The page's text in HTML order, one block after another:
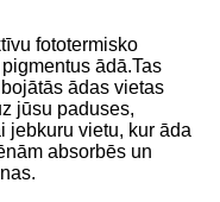
fototermisko
ādā.Tas
ādas vietas
jūsu paduses,
jebkuru vietu, kur āda
absorbēs un